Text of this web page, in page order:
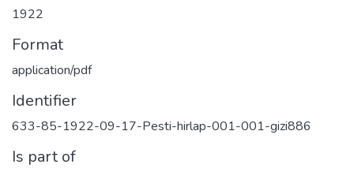
1922
Format
application/pdf
Identifier
633-85-1922-09-17-Pesti-hirlap-001-001-gizi886
Is part of